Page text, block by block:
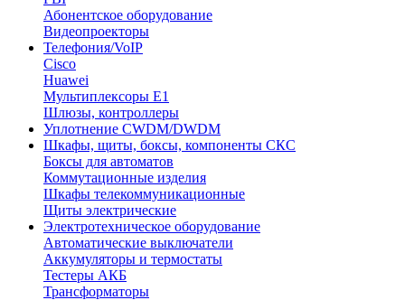
Абонентское оборудование
Видеопроекторы
Телефония/VoIP
Cisco
Huawei
Мультиплексоры E1
Шлюзы, контроллеры
Уплотнение CWDM/DWDM
Шкафы, щиты, боксы, компоненты СКС
Боксы для автоматов
Коммутационные изделия
Шкафы телекоммуникационные
Щиты электрические
Электротехническое оборудование
Автоматические выключатели
Аккумуляторы и термостаты
Тестеры АКБ
Трансформаторы